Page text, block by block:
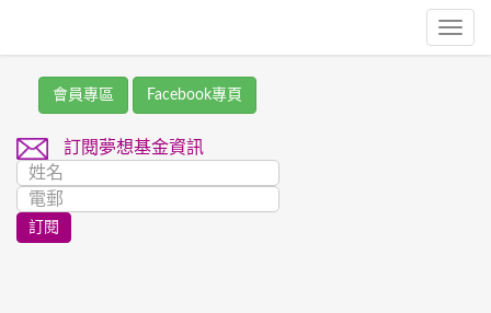
會員專區 Facebook專頁
訂閱夢想基金資訊